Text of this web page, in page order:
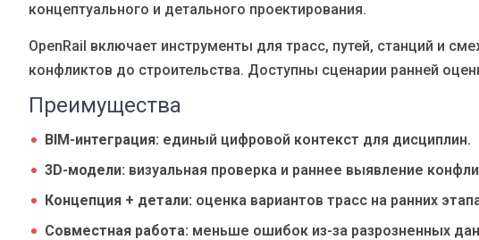
EN UA RU DE IT
концептуального и детального проектирования.
OpenRail включает инструменты для трасс, путей, станций и
конфликтов до строительства. Доступны сценарии ранней
Преимущества
BIM-интеграция: единый цифровой контекст для дисциплин.
3D-модели: визуальная проверка и раннее выявление
Концепция + детали: оценка вариантов трасс на ранних
Совместная работа: меньше ошибок из-за разрозненных